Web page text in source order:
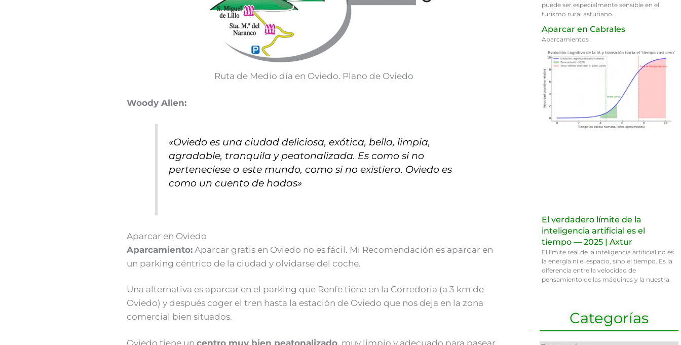
Ruta de Medio día en Oviedo. Plano de Oviedo
Woody Allen:
«Oviedo es una ciudad deliciosa, exótica, bella, limpia,
agradable, tranquila y peatonalizada. Es como si no
perteneciese a este mundo, como si no existiera. Oviedo es
como un cuento de hadas»
Aparcar en Oviedo
Aparcamiento:Aparcar gratis en Oviedo no es fácil. Mi Recomendación es aparcar en
un parking céntrico de la ciudad y olvidarse del coche.
Una alternativa es aparcar en el parking que Renfe tiene en la Corredoria (a 3 km de
Oviedo) y después coger el tren hasta la estación de Oviedo que nos deja en la zona
comercial bien situados.
Oviedo tiene un centro muy bien peatonalizado, muy limpio y adecuado para pasear.
puede ser especialmente sensible en el
turismo rural asturiano.
Aparcar en Cabrales
Aparcamientos
El verdadero límite de la
inteligencia artificial es el
tiempo — 2025 | Axtur
El límite real de la inteligencia artificial no es
la energía ni el espacio, sino el tiempo. Es la
diferencia entre la velocidad de
pensamiento de las máquinas y la nuestra.
Categorías